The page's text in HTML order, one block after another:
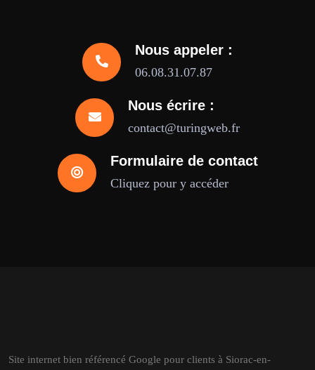
Nous appeler :
06.08.31.07.87
Nous écrire :
contact@turingweb.fr
Formulaire de contact
Cliquez pour y accéder
Site internet bien référencé Google pour clients à Siorac-en-